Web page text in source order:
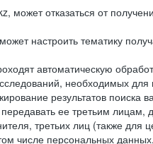
может отказаться от
настроить тематику
автоматическую
необходимых для
результатов поиска
ее третьим лицам,
третьих лиц (также для
числе персональных